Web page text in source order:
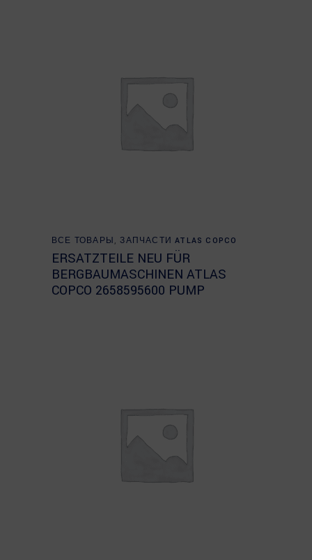
Read more
ВСЕ ТОВАРЫ ,ЗАПЧАСТИ ATLAS COPCO
ERSATZTEILE NEU FÜR
BERGBAUMASCHINEN ATLAS
COPCO 2658595600 PUMP